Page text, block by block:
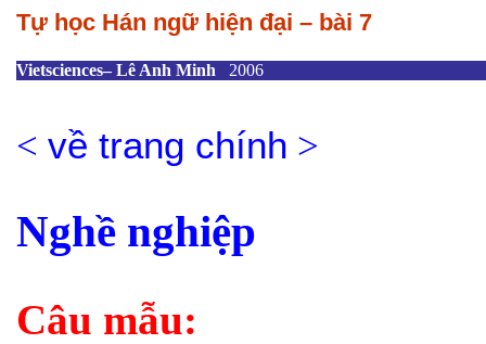
Tự học Hán ngữ hiện đại – bài 7
Vietsciences– Lê Anh Minh 2006
< về trang chính >
Nghề nghiệp
Câu mẫu: